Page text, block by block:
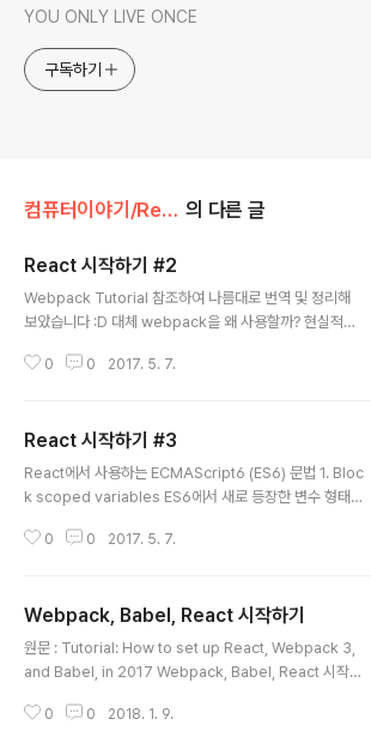
YOU ONLY LIVE ONCE
구독하기
컴퓨터이야기/React 의 다른 글
React 시작하기 #2
Webpack Tutorial 참조하여 나름대로 번역 및 정리해
보았습니다 :D 대체 webpack을 왜 사용할까? 현실적으
을 하나로 bundle할 수 있다. Frontend 코드에 npm 패
mize 할 수 있다. LESS나 SCSS를 CSS 형태로 변환할
수 있다. Hot Moudle Replacement(HMR)를 사용할
수 있다. 자바스크립트에 모든 유형의 파일을 포함할 수 있
필요할까? js 파일 번들 : 자바스크립트들 모듈 형태로 작
0 0 2017. 5. 7.
React 시작하기 #3
React에서 사용하는 ECMAScript6 (ES6) 문법 1. Bloc
k scoped variables ES6에서 새로 등장한 변수 형태는
aribale 이고, const는 상수로써 한번 선언이 되면 값을
mporal Dead Zone) 임시사각지대, block scope 내
에서는 지역변수/상수에 대한 hoisting이 이뤄지기는 하
나, 선언된 위치 이전까지는 해당 변수/상수를 인식하지 못
을 초기화 시키지는 않는다. { let a = 1..
0 0 2017. 5. 7.
Webpack, Babel, React 시작하기
원문 : Tutorial: How to set up React, Webpack 3,
and Babel, in 2017 Webpack, Babel, React 시작하
만들기 위해 사용됩니다. 그러나 Webpack과 Babel를
0 0 2018. 1. 9.